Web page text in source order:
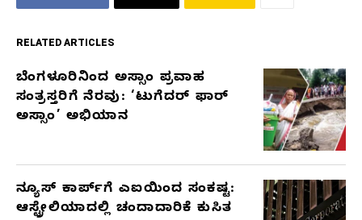
RELATED ARTICLES
RELATED
ARTICLES
ಬೆಂಗಳೂರಿನಿಂದ ಅಸ್ಸಾಂ ಪ್ರವಾಹ
ಸಂತ್ರಸ್ತರಿಗೆ ನೆರವು: ‘ಟುಗೆದರ್ ಫಾರ್
ಅಸ್ಸಾಂ’ ಅಭಿಯಾನ
ನ್ಯೂಸ್ ಕಾರ್ಪ್‌ಗೆ ಎಐಯಿಂದ ಸಂಕಷ್ಟ:
ಆಸ್ಟ್ರೇಲಿಯಾದಲ್ಲಿ ಚಂದಾದಾರಿಕೆ ಕುಸಿತ